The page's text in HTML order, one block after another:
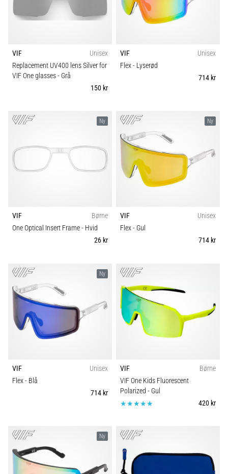
er
hvordan
udføres
de?
shuttle
testen
hurtighed,
smidighed
udføres
korrekt,
den…
6. 8. 2026
8 min. Læsning
Løberknæ:
og
forebyggelse
som
iliotibialbåndsyndrom
(ITBS),
Funktion
VIF
Unisex
Replacement UV400 lens Silver for
VIF One glasses- Grå
150 kr
VIF
Unisex
Flex- Lyserød
714 kr
Ny
VIF
Børne
One Optical Insert Frame- Hvid
26 kr
Ny
VIF
Unisex
Flex- Gul
714 kr
Ny
VIF
Unisex
Flex- Blå
714 kr
VIF
Børne
VIF One Kids Fluorescent
Polarized - Gul
420 kr
Ny